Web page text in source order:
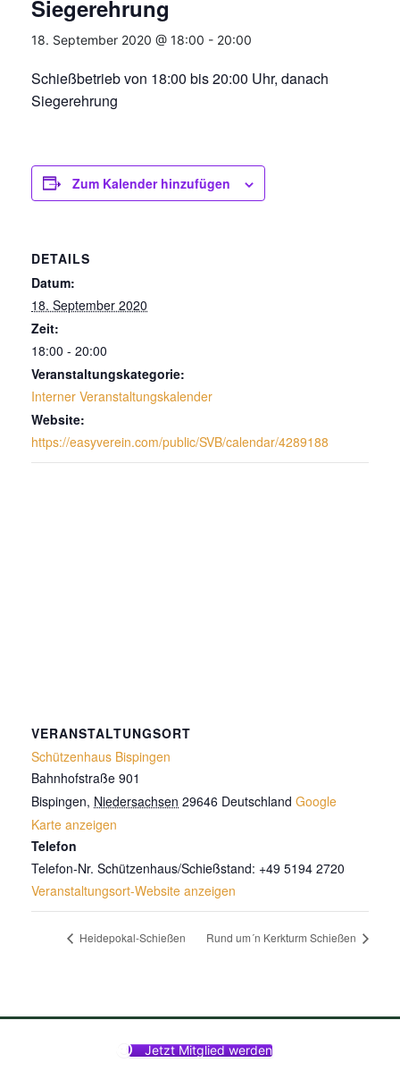
Siegerehrung
18. September 2020 @ 18:00 - 20:00
Schießbetrieb von 18:00 bis 20:00 Uhr, danach
Siegerehrung
Zum Kalender hinzufügen
DETAILS
Datum:
18. September 2020
Zeit:
18:00 - 20:00
Veranstaltungskategorie:
Interner Veranstaltungskalender
Website:
https://easyverein.com/public/SVB/calendar/4289188
VERANSTALTUNGSORT
Schützenhaus Bispingen
Bahnhofstraße 901
Bispingen, Niedersachsen 29646 Deutschland Google
Karte anzeigen
Telefon
Telefon-Nr. Schützenhaus/Schießstand: +49 5194 2720
Veranstaltungsort-Website anzeigen
Heidepokal-Schießen Rund um´n Kerkturm Schießen
Jetzt Mitglied werden